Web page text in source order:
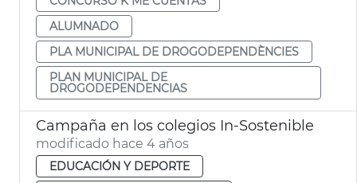
ALUMNADO
PLA MUNICIPAL DE DROGODEPENDÈNCIES
PLAN MUNICIPAL DE
DROGODEPENDENCIAS
Campaña en los colegios In-Sostenible
modificado hace 4 años
EDUCACIÓN Y DEPORTE